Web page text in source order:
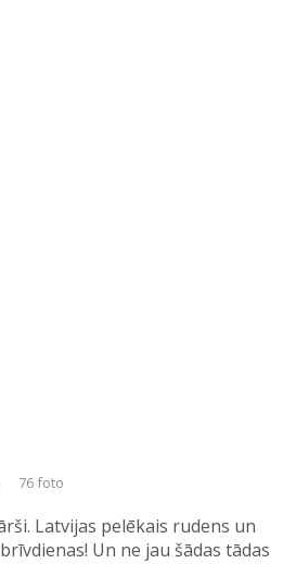
76 foto
Latvijas pelēkais rudens un
Un ne jau šādas tādas